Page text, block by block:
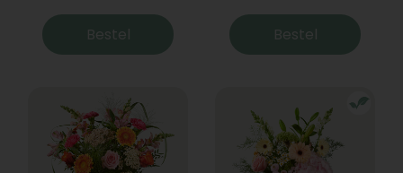
Bestel Bestel